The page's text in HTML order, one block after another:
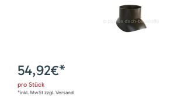
54,92€*
pro Stück
*inkl. MwSt zzgl. Versand